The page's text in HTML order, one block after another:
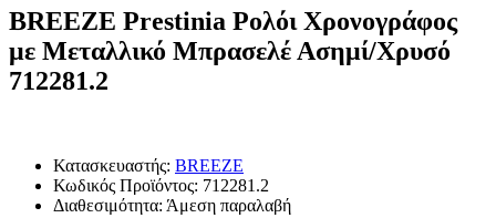
BREEZE Prestinia Ρολόι Χρονογράφος
με Μεταλλικό Μπρασελέ Ασημί/Χρυσό
712281.2
Κατασκευαστής: BREEZE
Κωδικός Προϊόντος: 712281.2
Διαθεσιμότητα: Άμεση παραλαβή